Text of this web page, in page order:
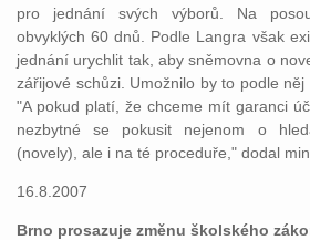
pro jednání svých výborů. Na
obvyklých 60 dnů. Podle Langra však
jednání urychlit tak, aby sněmovna o
zářijové schůzi. Umožnilo by to podle něj
"A pokud platí, že chceme mít garanci
nezbytné se pokusit nejenom o
(novely), ale i na té proceduře," dodal
16.8.2007
Brno prosazuje změnu školského